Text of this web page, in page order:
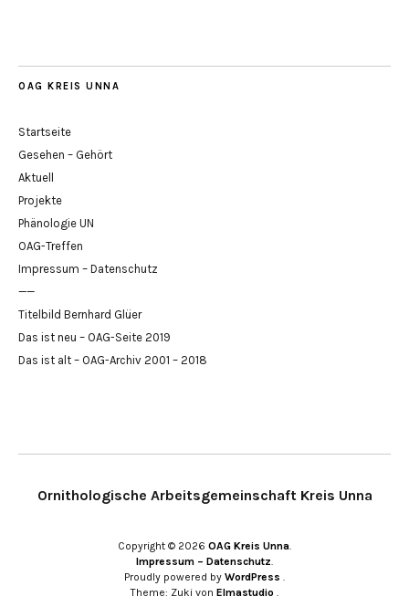
OAG KREIS UNNA
Startseite
Gesehen – Gehört
Aktuell
Projekte
Phänologie UN
OAG-Treffen
Impressum – Datenschutz
——
Titelbild Bernhard Glüer
Das ist neu – OAG-Seite 2019
Das ist alt – OAG-Archiv 2001 – 2018
Ornithologische Arbeitsgemeinschaft Kreis Unna
Copyright © 2026 OAG Kreis Unna
Impressum – Datenschutz
Proudly powered by WordPress
Theme: Zuki von Elmastudio